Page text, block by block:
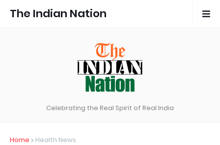
The Indian Nation
Celebrating the Real Spirit of Real India
Home Health News